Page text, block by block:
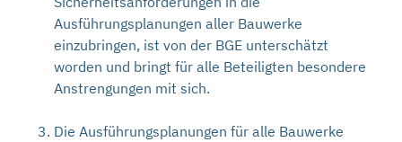
Ausführungsplanungen aller Bauwerke
einzubringen, ist von der BGE unterschätzt
worden und bringt für alle Beteiligten besondere
Anstrengungen mit sich.
Die Ausführungsplanungen für alle Bauwerke